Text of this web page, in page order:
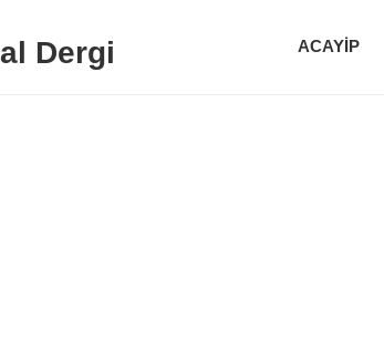
Dergi ACAYIP